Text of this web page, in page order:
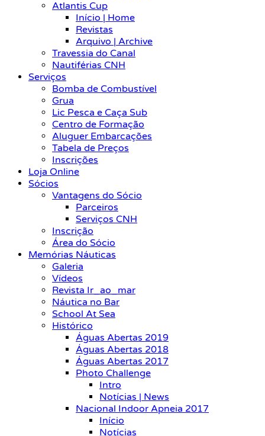
Atlantis Cup
Início | Home
Revistas
Arquivo | Archive
Travessia do Canal
Nautiférias CNH
Serviços
Bomba de Combustível
Grua
Lic Pesca e Caça Sub
Centro de Formação
Aluguer Embarcações
Tabela de Preços
Inscrições
Loja Online
Sócios
Vantagens do Sócio
Parceiros
Serviços CNH
Inscrição
Área do Sócio
Memórias Náuticas
Galeria
Vídeos
Revista Ir_ao_mar
Náutica no Bar
School At Sea
Histórico
Águas Abertas 2019
Águas Abertas 2018
Águas Abertas 2017
Photo Challenge
Intro
Notícias | News
Nacional Indoor Apneia 2017
Início
Notícias